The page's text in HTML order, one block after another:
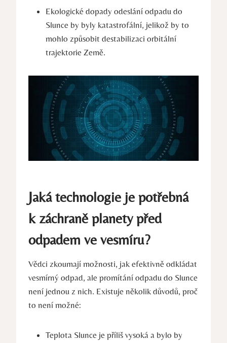
Ekologické dopady odeslání odpadu do
Slunce by byly katastrofální, jelikož by to
mohlo způsobit destabilizaci orbitální
trajektorie Země.
Jaká technologie je potřebná
k záchraně planety před
odpadem ve vesmíru?
Vědci zkoumají možnosti, jak efektivně odkládat
vesmírný odpad, ale promítání odpadu do Slunce
není jednou z nich. Existuje několik důvodů, proč
to není možné:
Teplota Slunce je příliš vysoká a bylo by